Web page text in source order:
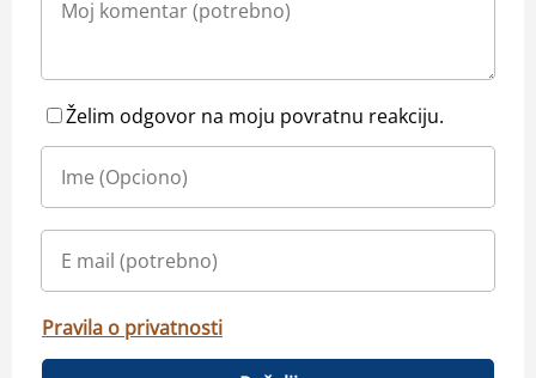
Želim odgovor na moju povratnu reakciju.
Pravila o privatnosti